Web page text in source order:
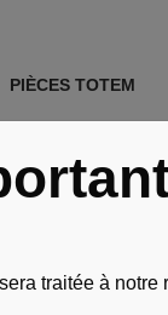
PIÈCES TOTEM
V. FIXE HORIZON
sera traitée à notre